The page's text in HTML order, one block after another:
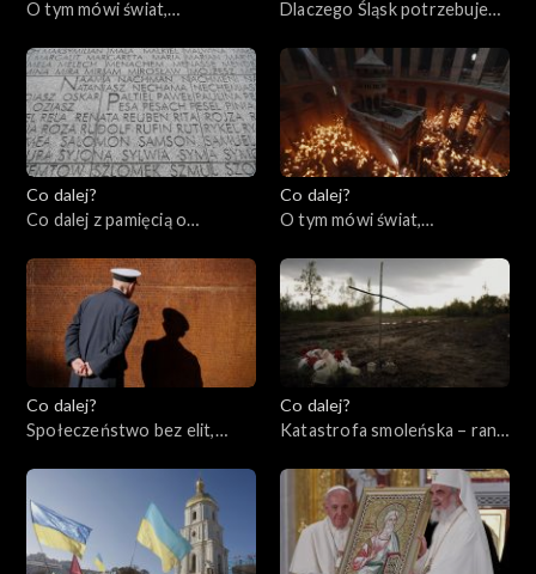
O tym mówi świat,
Dlaczego Śląsk potrzebuje
Co dalej?
Co dalej z pamięcią o
powstania w getcie
warszawskim, 18.04.2023
Co dalej?
O tym mówi świat,
Co dalej?
Społeczeństwo bez elit,
Co dalej?
Katastrofa smoleńska – rana
11.04.2023